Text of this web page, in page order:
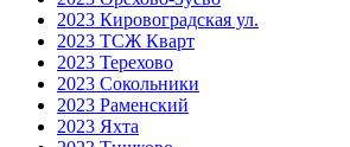
2023 Кировоградская ул.
2023 ТСЖ Кварт
2023 Терехово
2023 Сокольники
2023 Раменский
2023 Яхта